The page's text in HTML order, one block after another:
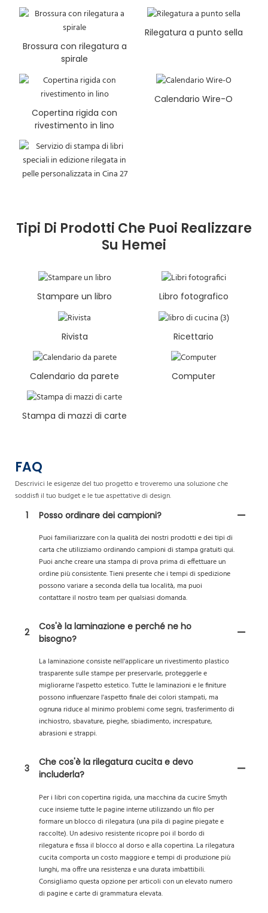
Brossura con rilegatura a
spirale
Rilegatura a punto sella
Copertina rigida con
rivestimento in lino
Calendario Wire-O
Tipi Di Prodotti Che Puoi Realizzare
Su Hemei
Stampare un libro Libro fotografico
Rivista Ricettario
Calendario da parete Computer
Stampa di mazzi di carte
FAQ
Descrivici le esigenze del tuo progetto e troveremo una soluzione che
soddisfi il tuo budget e le tue aspettative di design.
1
Posso ordinare dei campioni?
Puoi familiarizzare con la qualità dei nostri prodotti e dei tipi di
carta che utilizziamo ordinando campioni di stampa gratuiti qui.
Puoi anche creare una stampa di prova prima di effettuare un
ordine più consistente. Tieni presente che i tempi di spedizione
possono variare a seconda della tua località, ma puoi
contattare il nostro team per qualsiasi domanda.
2
Cos'è la laminazione e perché ne ho
bisogno?
La laminazione consiste nell'applicare un rivestimento plastico
trasparente sulle stampe per preservarle, proteggerle e
migliorarne l'aspetto estetico. Tutte le laminazioni e le finiture
possono influenzare l'aspetto finale dei colori stampati, ma
ognuna riduce al minimo problemi come segni, trasferimento di
inchiostro, sbavature, pieghe, sbiadimento, increspature,
abrasioni e strappi.
3
Che cos'è la rilegatura cucita e devo
includerla?
Per i libri con copertina rigida, una macchina da cucire Smyth
cuce insieme tutte le pagine interne utilizzando un filo per
formare un blocco di rilegatura (una pila di pagine piegate e
raccolte). Un adesivo resistente ricopre poi il bordo di
rilegatura e fissa il blocco al dorso e alla copertina. La rilegatura
cucita comporta un costo maggiore e tempi di produzione più
lunghi, ma offre una resistenza e una durata imbattibili.
Consigliamo questa opzione per articoli con un elevato numero
di pagine e carte di grammatura elevata.